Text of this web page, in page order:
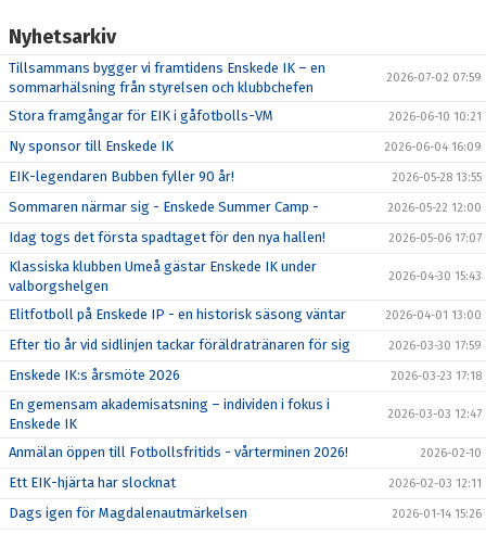
Nyhetsarkiv
Tillsammans bygger vi framtidens Enskede IK – en
sommarhälsning från styrelsen och klubbchefen
2026-07-02 07:59
Stora framgångar för EIK i gåfotbolls-VM 2026-06-10 10:21
Ny sponsor till Enskede IK 2026-06-04 16:09
EIK-legendaren Bubben fyller 90 år! 2026-05-28 13:55
Sommaren närmar sig - Enskede Summer Camp - 2026-05-22 12:00
Idag togs det första spadtaget för den nya hallen! 2026-05-06 17:07
Klassiska klubben Umeå gästar Enskede IK under
valborgshelgen
2026-04-30 15:43
Elitfotboll på Enskede IP - en historisk säsong väntar 2026-04-01 13:00
Efter tio år vid sidlinjen tackar föräldratränaren för sig 2026-03-30 17:59
Enskede IK:s årsmöte 2026 2026-03-23 17:18
En gemensam akademisatsning – individen i fokus i
Enskede IK
2026-03-03 12:47
Anmälan öppen till Fotbollsfritids - vårterminen 2026! 2026-02-10
Ett EIK-hjärta har slocknat 2026-02-03 12:11
Dags igen för Magdalenautmärkelsen 2026-01-14 15:26